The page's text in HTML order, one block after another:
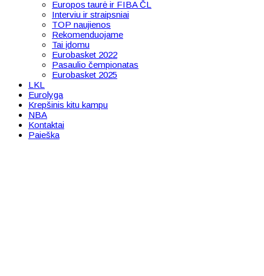
Europos taurė ir FIBA ČL
Interviu ir straipsniai
TOP naujienos
Rekomenduojame
Tai įdomu
Eurobasket 2022
Pasaulio čempionatas
Eurobasket 2025
LKL
Eurolyga
Krepšinis kitu kampu
NBA
Kontaktai
Paieška